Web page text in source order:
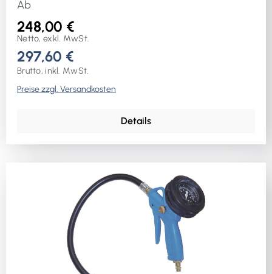
Ab
248,00 €
Netto, exkl. MwSt.
297,60 €
Brutto, inkl. MwSt.
Preise zzgl. Versandkosten
Details